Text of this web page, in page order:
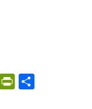
Translate